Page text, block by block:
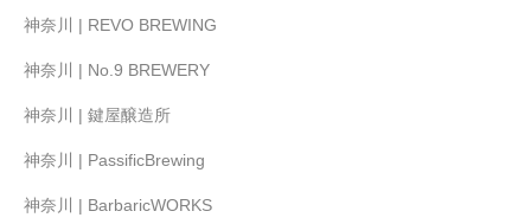
神奈川 | REVO BREWING
神奈川 | No.9 BREWERY
神奈川 | 鍵屋醸造所
神奈川 | PassificBrewing
神奈川 | BarbaricWORKS